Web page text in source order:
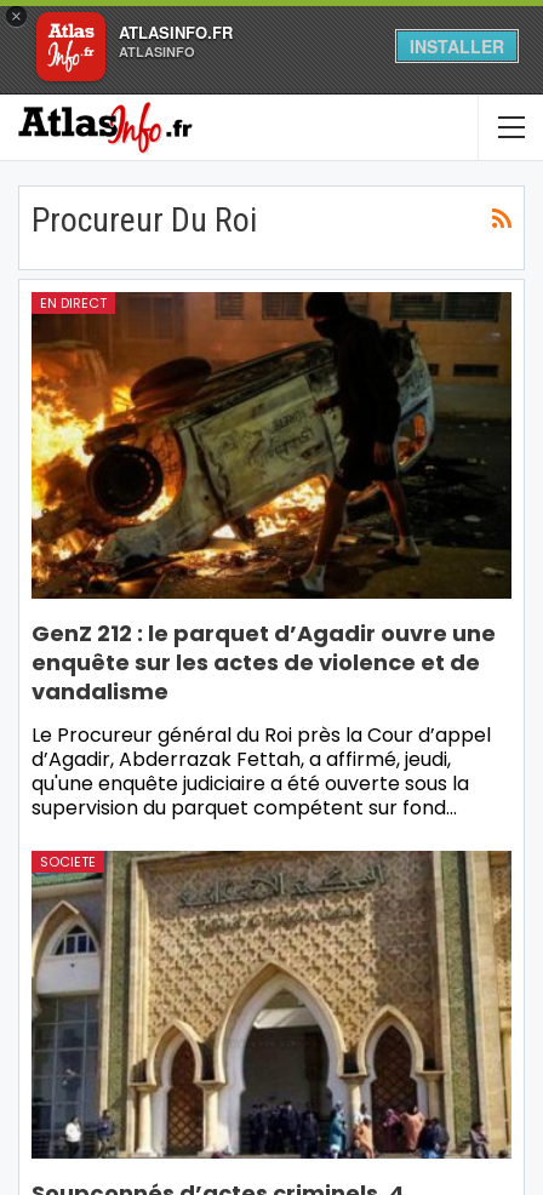
×
ATLASINFO.FR
ATLASINFO INSTALLER
Procureur Du Roi
EN DIRECT
GenZ 212 : le parquet d’Agadir ouvre une
enquête sur les actes de violence et de
vandalisme
Le Procureur général du Roi près la Cour d’appel
d’Agadir, Abderrazak Fettah, a affirmé, jeudi,
qu'une enquête judiciaire a été ouverte sous la
supervision du parquet compétent sur fond…
SOCIETE